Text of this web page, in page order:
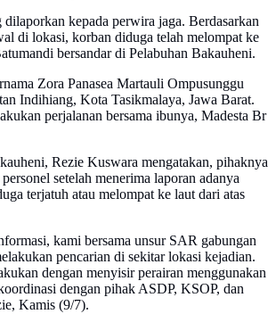
dilaporkan kepada perwira jaga. Berdasarkan
di lokasi, korban diduga telah melompat ke
bersandar di Pelabuhan Bakauheni.
Zora Panasea Martauli Ompusunggu
Indihiang, Kota Tasikmalaya, Jawa Barat.
perjalanan bersama ibunya, Madesta Br
Rezie Kuswara mengatakan, pihaknya
setelah menerima laporan adanya
terjatuh atau melompat ke laut dari atas
kami bersama unsur SAR gabungan
pencarian di sekitar lokasi kejadian.
dengan menyisir perairan menggunakan
dengan pihak ASDP, KSOP, dan
Kamis (9/7).